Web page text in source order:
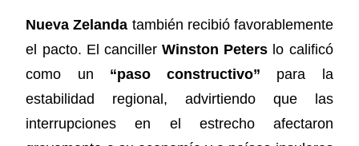
Nueva Zelanda también recibió favorablemente
el pacto. El cancillerWinston Peters lo calificó
como un “paso constructivo” para la
estabilidad regional, advirtiendo que las
interrupciones en el estrecho afectaron